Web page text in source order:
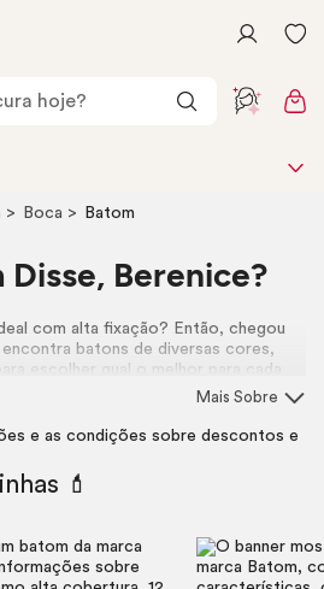
Boca Batom
Disse, Berenice?
com alta fixação? Então, chegou
batons de diversas cores,
escolher qual o melhor para cada
que, na boca e na vida, quanto
Mais Sobre
e as condições sobre descontos e
💄